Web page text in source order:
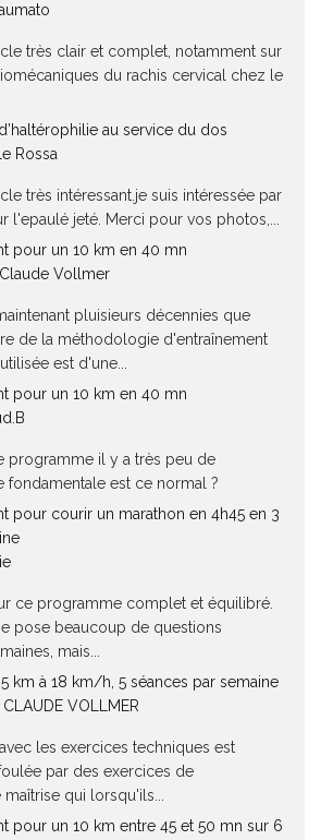
très clair et complet, notamment sur
du rachis cervical chez le
au service du dos
Rossa
très intéressant.je suis intéressée par
l'epaulé jeté. Merci pour vos photos,...
pour un 10 km en 40 mn
Vollmer
pluisieurs décennies que
de la méthodologie d'entraînement
est d'une...
pour un 10 km en 40 mn
programme il y a très peu de
est ce normal ?
pour courir un marathon en 4h45 en 3
ce programme complet et équilibré.
pose beaucoup de questions
mais...
km à 18 km/h, 5 séances par semaine
VOLLMER
les exercices techniques est
par des exercices de
qui lorsqu'ils...
pour un 10 km entre 45 et 50 mn sur 6